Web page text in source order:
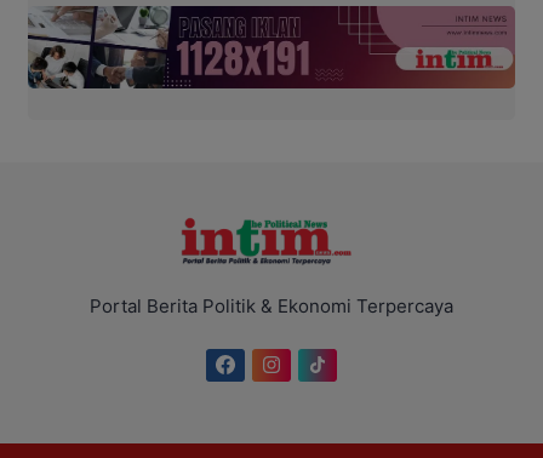
Portal Berita Politik & Ekonomi Terpercaya